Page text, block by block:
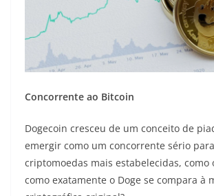
Concorrente ao Bitcoin
Dogecoin cresceu de um conceito de
emergir como um concorrente sério
criptomoedas mais estabelecidas, como
como exatamente o Doge se compara à